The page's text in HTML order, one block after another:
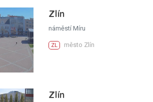
Zlín
náměstí Míru
ZL město Zlín
Zlín